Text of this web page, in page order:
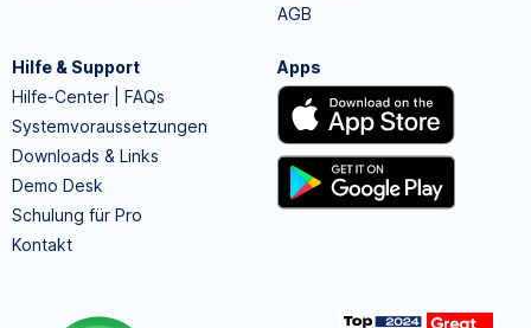
AGB
Hilfe & Support
Hilfe-Center | FAQs
Systemvoraussetzungen
Downloads & Links
Demo Desk
Schulung für Pro
Kontakt
Apps